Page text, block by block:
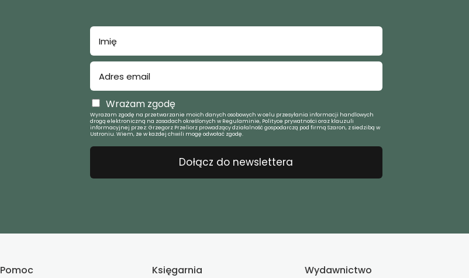
Wrażam zgodę
Wyrażam zgodę na przetwarzanie moich danych osobowych w celu przesyłania informacji handlowych
drogą elektroniczną na zasadach określonych w Regulaminie, Polityce prywatności oraz klauzuli
informacyjnej przez: Grzegorz Przeliorz prowadzący działalność gospodarczą pod firmą Szaron, z siedzibą w
Ustroniu. Wiem, że w każdej chwili mogę odwołać zgodę.
Dołącz do newslettera
Pomoc
Księgarnia
Wydawnictwo